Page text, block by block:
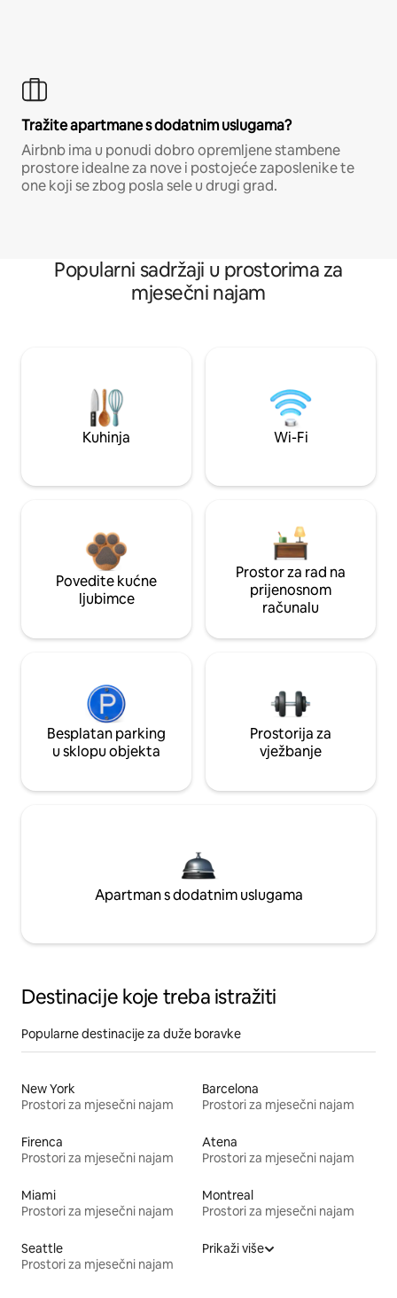
Tražite apartmane s dodatnim uslugama?
Airbnb ima u ponudi dobro opremljene stambene
prostore idealne za nove i postojeće zaposlenike te
one koji se zbog posla sele u drugi grad.
Popularni sadržaji u prostorima za
mjesečni najam
Kuhinja Wi-Fi
Povedite kućne
ljubimce
Prostor za rad na
prijenosnom
računalu
Besplatan parking
u sklopu objekta
Prostorija za
vježbanje
Apartman s dodatnim uslugama
Destinacije koje treba istražiti
Popularne destinacije za duže boravke
New York
Prostori za mjesečni najam
Barcelona
Prostori za mjesečni najam
Firenca
Prostori za mjesečni najam
Atena
Prostori za mjesečni najam
Miami
Prostori za mjesečni najam
Montreal
Prostori za mjesečni najam
Seattle
Prostori za mjesečni najam
Prikaži više